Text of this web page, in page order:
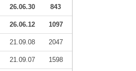
26.06.30 843
26.06.12 1097
21.09.08 2047
21.09.07 1598